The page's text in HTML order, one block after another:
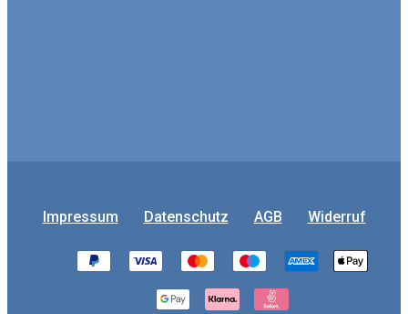
Impressum Datenschutz AGB Widerruf